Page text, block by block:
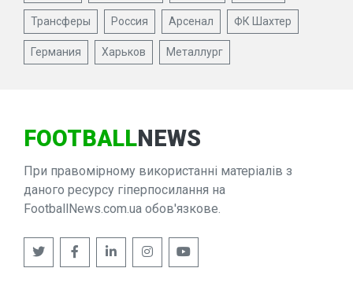
Трансферы Россия Арсенал ФК Шахтер
Германия Харьков Металлург
FOOTBALLNEWS
При правомірному використанні матеріалів з
даного ресурсу гіперпосилання на
FootballNews.com.ua обов'язкове.